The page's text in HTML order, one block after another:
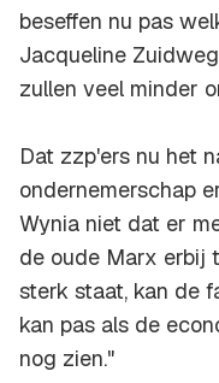
beseffen nu pas
Jacqueline
zullen veel minder
Dat zzp'ers nu het
ondernemerschap
Wynia niet dat er
de oude Marx erbij
sterk staat, kan de
kan pas als de
nog zien."